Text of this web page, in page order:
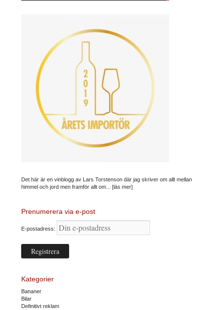
Det här är en vinblogg av Lars Torstenson där jag skriver om allt mellan
himmel och jord men framför allt om... [läs mer]
Prenumerera via e-post
E-postadress:
Kategorier
Bananer
Bilar
Definitivt reklam